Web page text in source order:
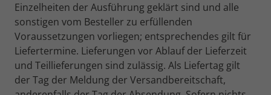
Einzelheiten der Ausführung geklärt sind und alle
sonstigen vom Besteller zu erfüllenden
Voraussetzungen vorliegen; entsprechendes gilt für
Liefertermine. Lieferungen vor Ablauf der Lieferzeit
und Teillieferungen sind zulässig. Als Liefertag gilt
der Tag der Meldung der Versandbereitschaft,